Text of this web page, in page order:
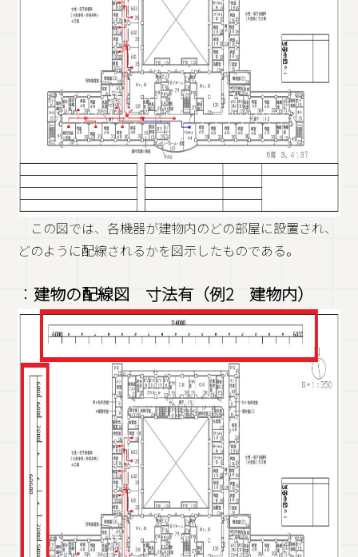
この図では、各機器が建物内のどの部屋に設置され、
どのように配線されるかを図示したものである。
： 建物の配線図 寸法有（例2 建物内）